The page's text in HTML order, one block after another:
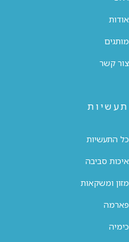
אודות
מותגים
צור קשר
תעשיות
כל התעשיות
איכות סביבה
מזון ומשקאות
פארמה
כימיה